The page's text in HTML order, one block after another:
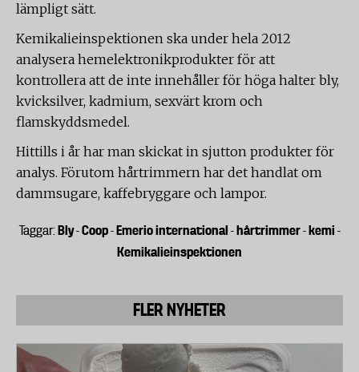
lämpligt sätt.
Kemikalieinspektionen ska under hela 2012
analysera hemelektronikprodukter för att
kontrollera att de inte innehåller för höga halter bly,
kvicksilver, kadmium, sexvärt krom och
flamskyddsmedel.
Hittills i år har man skickat in sjutton produkter för
analys. Förutom hårtrimmern har det handlat om
dammsugare, kaffebryggare och lampor.
Taggar: Bly-Coop-Emerio international -hårtrimmer-kemi -
Kemikalieinspektionen
FLER NYHETER